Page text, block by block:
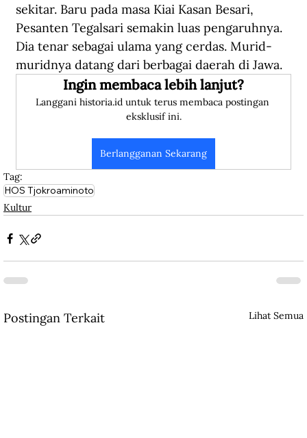
sekitar. Baru pada masa Kiai Kasan Besari,
Pesanten Tegalsari semakin luas pengaruhnya.
Dia tenar sebagai ulama yang cerdas. Murid-
muridnya datang dari berbagai daerah di Jawa.
Ingin membaca lebih lanjut?
Langgani historia.id untuk terus membaca postingan
eksklusif ini.
Berlangganan Sekarang
Tag:
HOS Tjokroaminoto
Kultur
Postingan Terkait Lihat Semua